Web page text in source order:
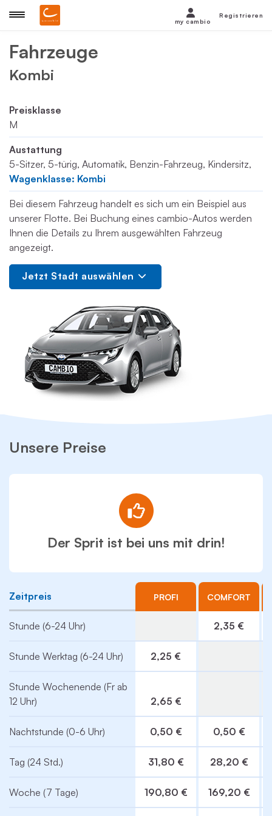
Fahrzeuge
Kombi
Preisklasse
M
Austattung
5-Sitzer, 5-türig, Automatik, Benzin-Fahrzeug, Kindersitz,
Wagenklasse: Kombi
Bei diesem Fahrzeug handelt es sich um ein Beispiel aus
unserer Flotte. Bei Buchung eines cambio-Autos werden
Ihnen die Details zu Ihrem ausgewählten Fahrzeug
angezeigt.
Jetzt Stadt auswählen
Unsere Preise
Der Sprit ist bei uns mit drin!
Zeitpreis PROFI COMFORT
Stunde (6-24 Uhr) 2,35 €
Stunde Werktag (6-24 Uhr) 2,25 €
Stunde Wochenende (Fr ab
12 Uhr)
2,65 €
Nachtstunde (0-6 Uhr) 0,50 € 0,50 €
Tag (24 Std.) 31,80 € 28,20 €
Woche (7 Tage) 190,80 € 169,20 €
my cambio
Registrieren